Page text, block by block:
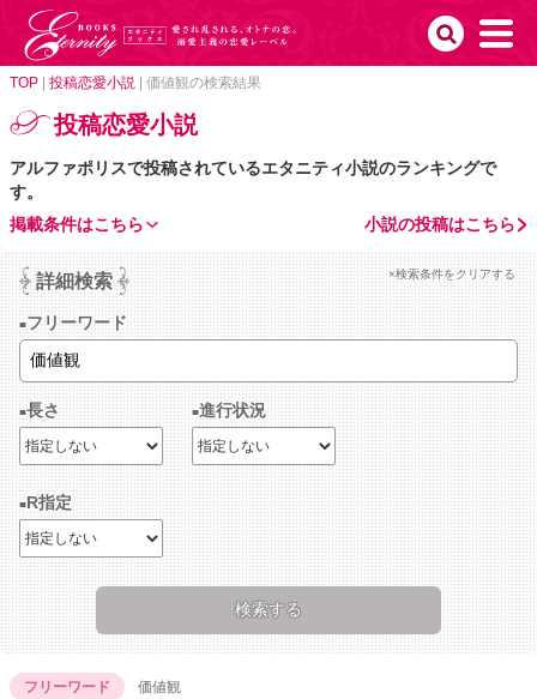
TOP 投稿恋愛小説 価値観の検索結果
投稿恋愛小説
アルファポリスで投稿されているエタニティ小説のランキングで
す。
小説の投稿はこちら
掲載条件はこちら
詳細検索 ×検索条件をクリアする
フリーワード
長さ 進行状況
R指定
フリーワード 価値観